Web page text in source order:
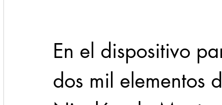
En el dispositivo
dos mil elementos